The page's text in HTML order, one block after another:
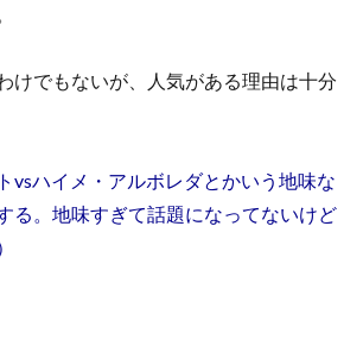
けでもないが、人気がある理由は十分
vsハイメ・アルボレダとかいう地味な
る。地味すぎて話題になってないけど